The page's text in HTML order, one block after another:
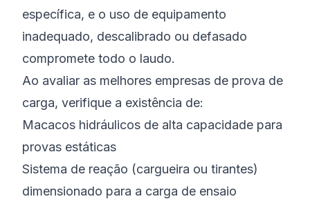
específica, e o uso de equipamento
inadequado, descalibrado ou defasado
compromete todo o laudo.
Ao avaliar as melhores empresas de prova de
carga, verifique a existência de:
Macacos hidráulicos de alta capacidade para
provas estáticas
Sistema de reação (cargueira ou tirantes)
dimensionado para a carga de ensaio